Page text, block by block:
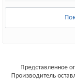
Представленное
Производитель